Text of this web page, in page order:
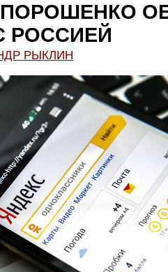
ПОРОШЕНКО
РОССИЕЙ
РЫКЛИН